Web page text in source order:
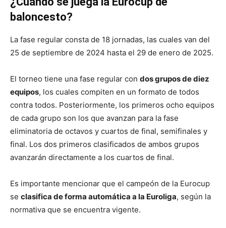
baloncesto?
La fase regular consta de 18 jornadas, las cuales van del
25 de septiembre de 2024 hasta el 29 de enero de 2025.
El torneo tiene una fase regular con dos grupos de diez
equipos, los cuales compiten en un formato de todos
contra todos. Posteriormente, los primeros ocho equipos
de cada grupo son los que avanzan para la fase
eliminatoria de octavos y cuartos de final, semifinales y
final. Los dos primeros clasificados de ambos grupos
avanzarán directamente a los cuartos de final.
Es importante mencionar que el campeón de la Eurocup
se clasifica de forma automática a la Euroliga, según la
normativa que se encuentra vigente.